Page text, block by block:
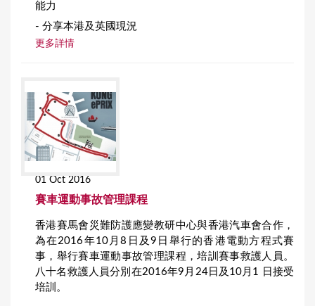
能力
- 分享本港及英國現況
更多詳情
01 Oct 2016
賽車運動事故管理課程
香港賽馬會災難防護應變教研中心與香港汽車會合作，
為在2016年10月8日及9日舉行的香港電動方程式賽
事，舉行賽車運動事故管理課程，培訓賽事救護人員。
八十名救護人員分別在2016年9月24日及10月1 日接受
培訓。